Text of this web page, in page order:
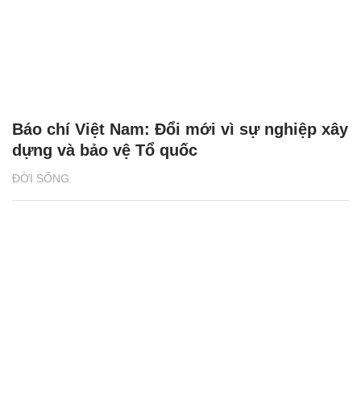
ĐỜI SỐNG
Báo chí Việt Nam: Đổi mới vì sự nghiệp xây
dựng và bảo vệ Tổ quốc